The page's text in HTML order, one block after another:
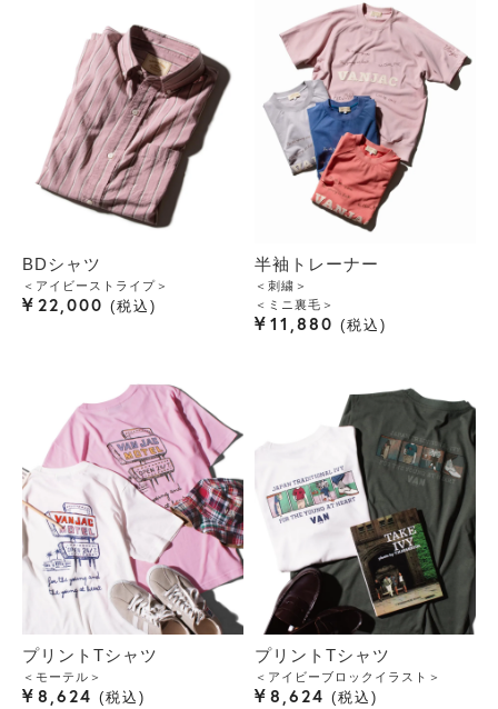
BDシャツ
＜アイビーストライプ＞
¥ 22,000 税込
半袖トレーナー
＜刺繍＞
＜ミニ裏毛＞
¥ 11,880 税込
プリントTシャツ
＜モーテル＞
¥ 8,624 税込
プリントTシャツ
＜アイビーブロックイラスト＞
¥ 8,624 税込